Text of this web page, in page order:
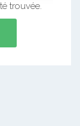
trouvée.